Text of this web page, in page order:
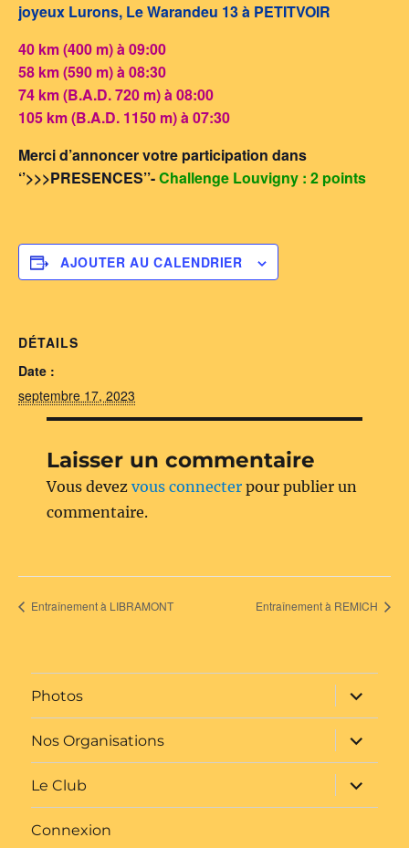
joyeux Lurons, Le Warandeu 13 à PETITVOIR
40 km (400 m) à 09:00
58 km (590 m) à 08:30
74 km (B.A.D. 720 m) à 08:00
105 km (B.A.D. 1150 m) à 07:30
Merci d’annoncer votre participation dans
‘’>>>PRESENCES’’-Challenge Louvigny : 2 points
AJOUTER AU CALENDRIER
DÉTAILS
Date :
septembre 17, 2023
Laisser un commentaire
Vous devezvous connecter pour publier un
commentaire.
Entraînement à LIBRAMONT Entraînement à REMICH
Photos
ouvrir
le
sous-
menu
Nos Organisations
ouvrir
le
sous-
menu
Le Club
ouvrir
le
sous-
Connexion